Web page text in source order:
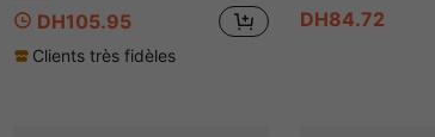
DH105.95
Clients très fidèles
DH84.72